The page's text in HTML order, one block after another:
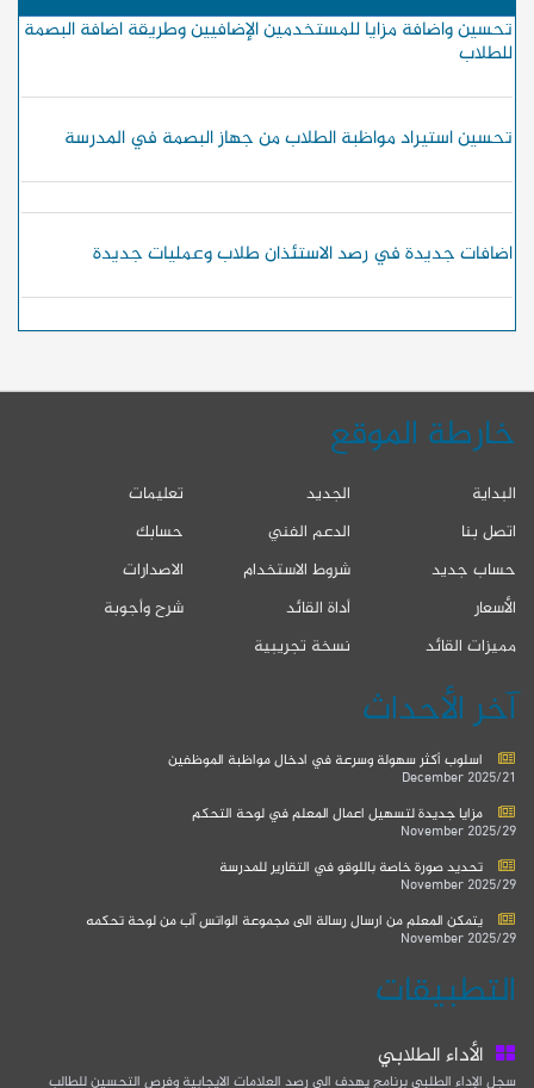
تحسين واضافة مزايا للمستخدمين الإضافيين وطريقة اضافة البصمة
للطلاب
تحسين استيراد مواظبة الطلاب من جهاز البصمة في المدرسة
اضافات جديدة في رصد الاستئذان طلاب وعمليات جديدة
خارطة الموقع
البداية الجديد
تعليمات
اتصل بنا
الدعم الفني
حسابك
حساب جديد
شروط الاستخدام
الاصدارات
الأسعار
أداة القائد
شرح وأجوبة
مميزات القائد
نسخة تجريبية
آخر الأحداث
اسلوب أكثر سهولة وسرعة في ادخال مواظبة الموظفين
2025/21 December
مزايا جديدة لتسهيل اعمال المعلم في لوحة التحكم
2025/29 November
تحديد صورة خاصة باللوقو في التقارير للمدرسة
2025/29 November
يتمكن المعلم من ارسال رسالة الى مجموعة الواتس آب من لوحة تحكمه
2025/29 November
التطبيقات
الأداء الطلابي
سجل الإداء الطلبي برنامج يهدف الى رصد العلامات الايجابية وفرص التحسين للطالب